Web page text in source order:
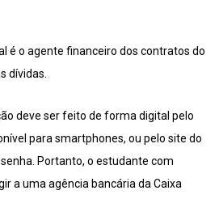
é o agente financeiro dos contratos do
dívidas.
deve ser feito de forma digital pelo
para smartphones, ou pelo site do
Portanto, o estudante com
a uma agência bancária da Caixa